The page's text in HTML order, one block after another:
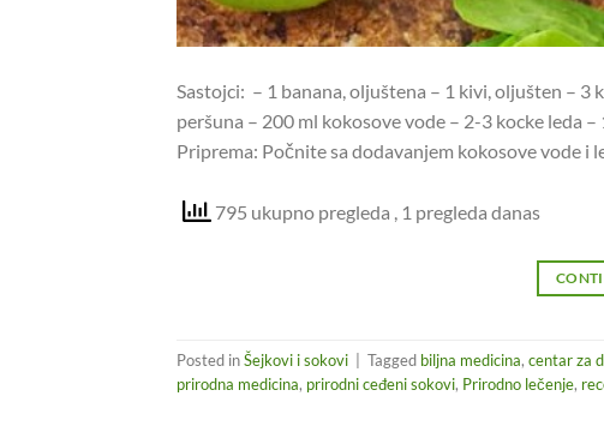
Sastojci: – 1 banana, oljuštena – 1 kivi, oljušten – 3
peršuna – 200 ml kokosove vode – 2-3 kocke leda
Priprema: Počnite sa dodavanjem kokosove vode i
795 ukupno pregleda , 1 pregleda danas
Posted inŠejkovi i sokovi Tagged biljna medicina, centar za
prirodna medicina, prirodni ceđeni sokovi, Prirodno lečenje,